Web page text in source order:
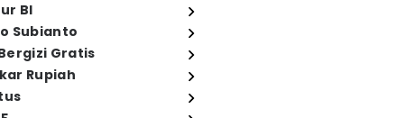
BI
Subianto
Gratis
Rupiah